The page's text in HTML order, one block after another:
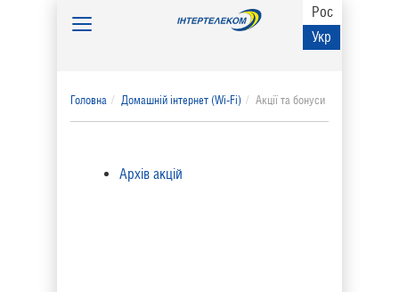
Рос
Укр
Toggle
Головна Домашній інтернет (Wi-Fi) Акції та бонуси
Архів акцій